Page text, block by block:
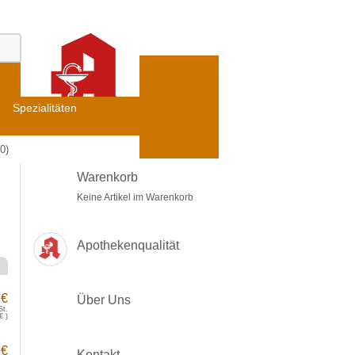
Spezialitäten
)
Warenkorb
Keine Artikel im Warenkorb
Apothekenqualität
Über Uns